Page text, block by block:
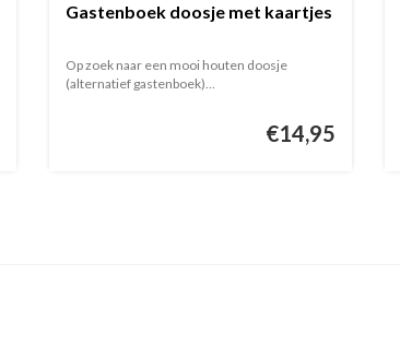
Gastenboek doosje met kaartjes
Op zoek naar een mooi houten doosje
(alternatief gastenboek)...
€14,95